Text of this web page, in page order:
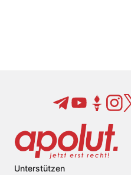
Unterstützen